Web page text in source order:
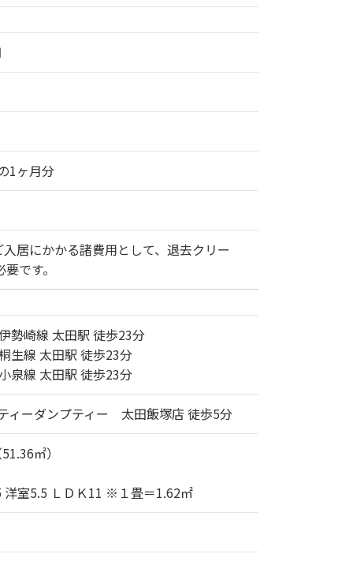
1ヶ月分
居にかかる諸費用として、退去クリー
です。
勢崎線 太田駅 徒歩23分
生線 太田駅 徒歩23分
泉線 太田駅 徒歩23分
ィーダンプティー 太田飯塚店 徒歩5分
㎡）
洋室5.5 ＬＤＫ11 ※１畳＝1.62㎡